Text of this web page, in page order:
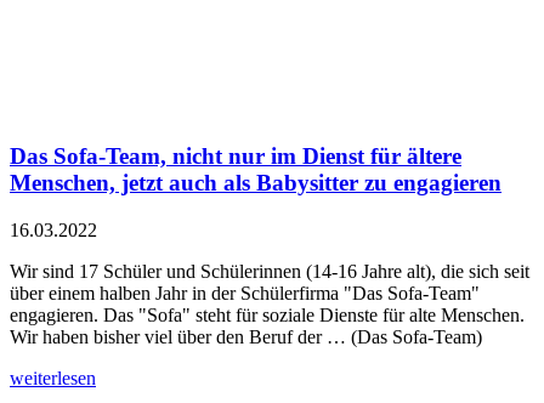
Das Sofa-Team, nicht nur im Dienst für ältere
Menschen, jetzt auch als Babysitter zu engagieren
16.03.2022
Wir sind 17 Schüler und Schülerinnen (14-16 Jahre alt), die sich seit
über einem halben Jahr in der Schülerfirma "Das Sofa-Team"
engagieren. Das "Sofa" steht für soziale Dienste für alte Menschen.
Wir haben bisher viel über den Beruf der … (Das Sofa-Team)
weiterlesen